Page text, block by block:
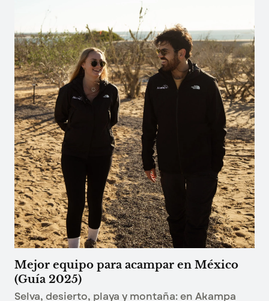
Mejor equipo para acampar en México
(Guía 2025)
Selva, desierto, playa y montaña: en Akampa